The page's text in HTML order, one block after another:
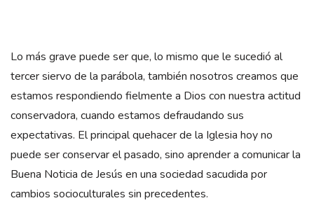
Lo más grave puede ser que, lo mismo que le sucedió al
tercer siervo de la parábola, también nosotros creamos que
estamos respondiendo fielmente a Dios con nuestra actitud
conservadora, cuando estamos defraudando sus
expectativas. El principal quehacer de la Iglesia hoy no
puede ser conservar el pasado, sino aprender a comunicar la
Buena Noticia de Jesús en una sociedad sacudida por
cambios socioculturales sin precedentes.